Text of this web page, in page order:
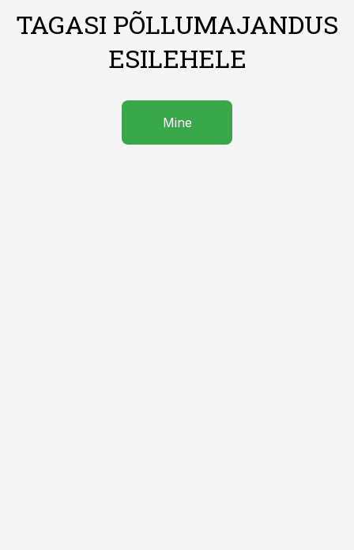
TAGASI PÕLLUMAJANDUS
ESILEHELE
Mine